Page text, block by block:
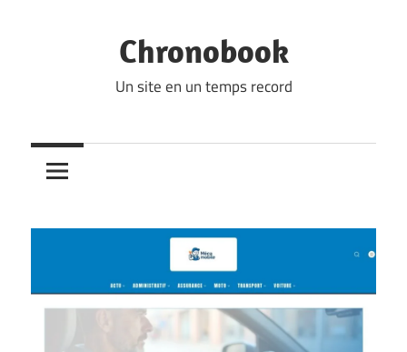
Chronobook
Un site en un temps record